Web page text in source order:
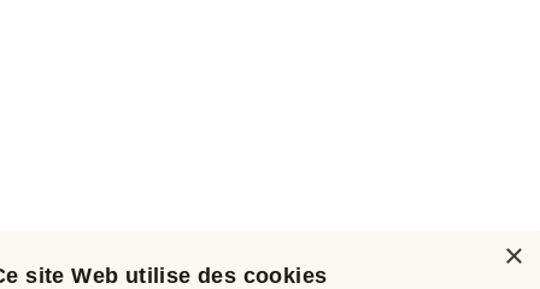
×
site Web utilise des cookies